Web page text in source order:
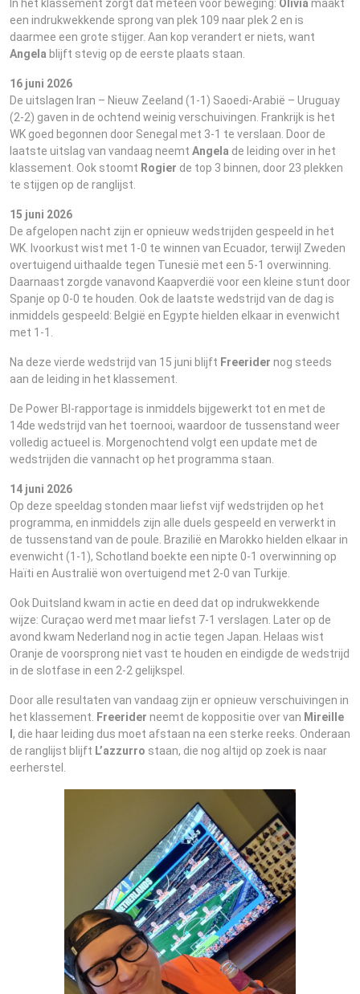
In het klassement zorgt dat meteen voor beweging: Olivia maakt
een indrukwekkende sprong van plek 109 naar plek 2 en is
daarmee een grote stijger. Aan kop verandert er niets, want
Angela blijft stevig op de eerste plaats staan.
16 juni 2026
De uitslagen Iran – Nieuw Zeeland (1-1) Saoedi-Arabië – Uruguay
(2-2) gaven in de ochtend weinig verschuivingen. Frankrijk is het
WK goed begonnen door Senegal met 3-1 te verslaan. Door de
laatste uitslag van vandaag neemt Angela de leiding over in het
klassement. Ook stoomt Rogier de top 3 binnen, door 23 plekken
te stijgen op de ranglijst.
15 juni 2026
De afgelopen nacht zijn er opnieuw wedstrijden gespeeld in het
WK. Ivoorkust wist met 1-0 te winnen van Ecuador, terwijl Zweden
overtuigend uithaalde tegen Tunesië met een 5-1 overwinning.
Daarnaast zorgde vanavond Kaapverdië voor een kleine stunt door
Spanje op 0-0 te houden. Ook de laatste wedstrijd van de dag is
inmiddels gespeeld: België en Egypte hielden elkaar in evenwicht
met 1-1.
Na deze vierde wedstrijd van 15 juni blijft Freerider nog steeds
aan de leiding in het klassement.
De Power BI-rapportage is inmiddels bijgewerkt tot en met de
14de wedstrijd van het toernooi, waardoor de tussenstand weer
volledig actueel is. Morgenochtend volgt een update met de
wedstrijden die vannacht op het programma staan.
14 juni 2026
Op deze speeldag stonden maar liefst vijf wedstrijden op het
programma, en inmiddels zijn alle duels gespeeld en verwerkt in
de tussenstand van de poule. Brazilië en Marokko hielden elkaar in
evenwicht (1-1), Schotland boekte een nipte 0-1 overwinning op
Haïti en Australië won overtuigend met 2-0 van Turkije.
Ook Duitsland kwam in actie en deed dat op indrukwekkende
wijze: Curaçao werd met maar liefst 7-1 verslagen. Later op de
avond kwam Nederland nog in actie tegen Japan. Helaas wist
Oranje de voorsprong niet vast te houden en eindigde de wedstrijd
in de slotfase in een 2-2 gelijkspel.
Door alle resultaten van vandaag zijn er opnieuw verschuivingen in
het klassement.
Freerider neemt de koppositie over van Mireille
, die haar leiding dus moet afstaan na een sterke reeks. Onderaan
de ranglijst blijft L’azzurro staan, die nog altijd op zoek is naar
eerherstel.